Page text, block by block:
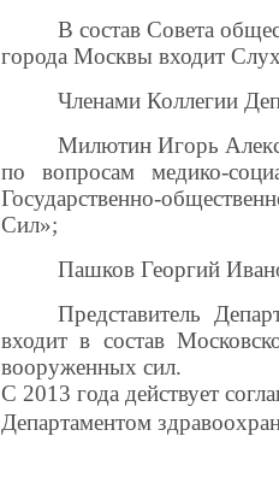
В состав Совета
города Москвы входит
Членами Коллегии
Милютин Игорь
по вопросам медико-
Государственно-
Сил»;
Пашков Георгий
Представитель
входит в состав
вооруженных сил.
С 2013 года действует
Департаментом